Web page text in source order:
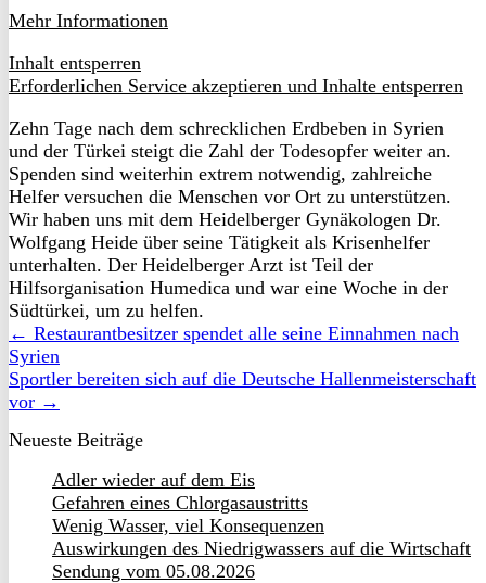
Mehr Informationen
Inhalt entsperren
Erforderlichen Service akzeptieren und Inhalte entsperren
Zehn Tage nach dem schrecklichen Erdbeben in Syrien
und der Türkei steigt die Zahl der Todesopfer weiter an.
Spenden sind weiterhin extrem notwendig, zahlreiche
Helfer versuchen die Menschen vor Ort zu unterstützen.
Wir haben uns mit dem Heidelberger Gynäkologen Dr.
Wolfgang Heide über seine Tätigkeit als Krisenhelfer
unterhalten. Der Heidelberger Arzt ist Teil der
Hilfsorganisation Humedica und war eine Woche in der
Südtürkei, um zu helfen.
← Restaurantbesitzer spendet alle seine Einnahmen nach
Syrien
Sportler bereiten sich auf die Deutsche Hallenmeisterschaft
vor →
Neueste Beiträge
Adler wieder auf dem Eis
Gefahren eines Chlorgasaustritts
Wenig Wasser, viel Konsequenzen
Auswirkungen des Niedrigwassers auf die Wirtschaft
Sendung vom 05.08.2026